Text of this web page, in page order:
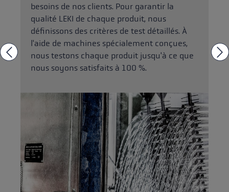
besoins de nos clients. Pour garantir la
qualité LEKI de chaque produit, nous
définissons des critères de test détaillés. À
l'aide de machines spécialement conçues,
nous testons chaque produit jusqu'à ce que
nous soyons satisfaits à 100 %.